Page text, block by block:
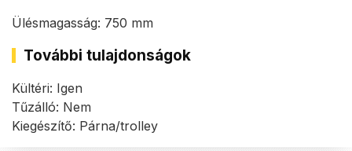
Ülésmagasság: 750 mm
További tulajdonságok
Kültéri: Igen
Tűzálló: Nem
Kiegészítő: Párna/trolley